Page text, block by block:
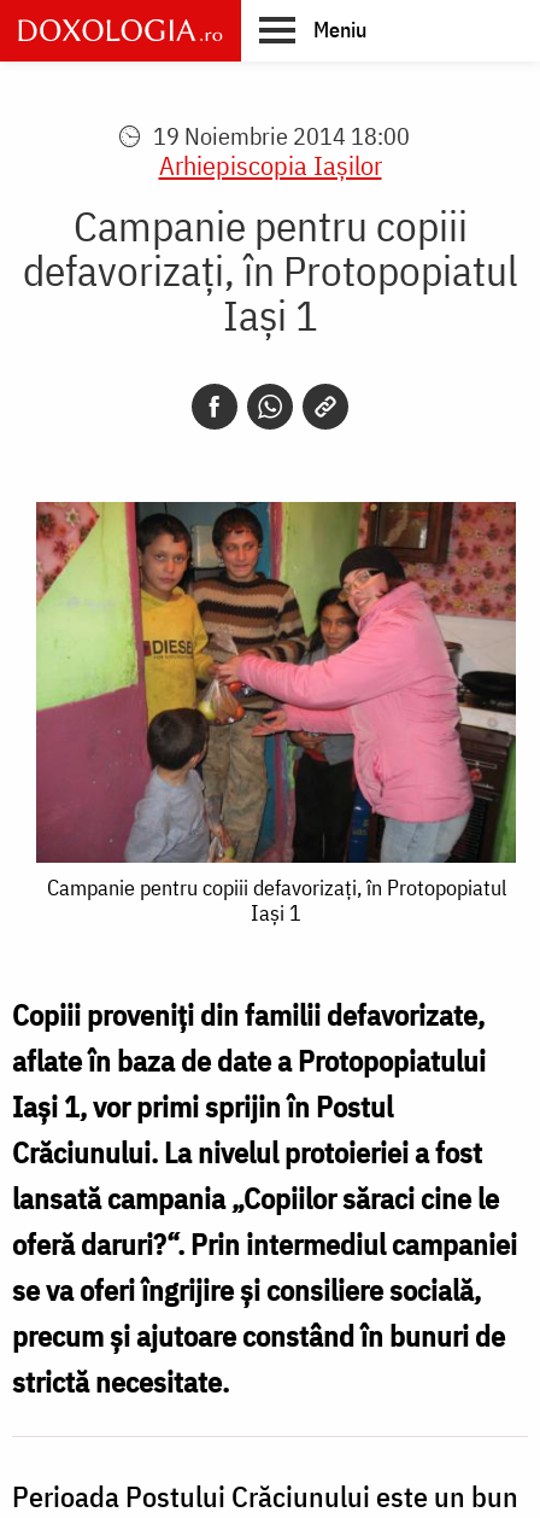
Skip
to
main
Meniu
19 Noiembrie 2014 18:00
Arhiepiscopia Iaşilor
Campanie pentru copiii
defavorizaţi, în Protopopiatul
Iaşi 1
Campanie
defavorizaţi,
în
Protopopiatul
Iaşi
Campanie pentru copiii defavorizaţi, în Protopopiatul
Iaşi 1
Copiii proveniţi din familii defavorizate,
aflate în baza de date a Protopopiatului
Iaşi 1, vor primi sprijin în Postul
Crăciunului. La nivelul protoieriei a fost
lansată campania „Copiilor săraci cine le
oferă daruri?“. Prin intermediul campaniei
se va oferi îngrijire şi consiliere socială,
precum şi ajutoare constând în bunuri de
strictă necesitate.
Perioada Postului Crăciunului este un bun